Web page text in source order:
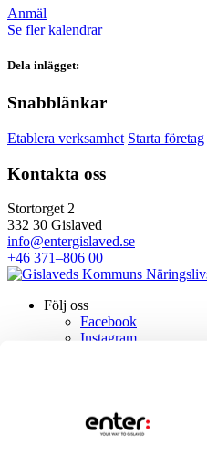
Anmäl
Se fler kalendrar
Dela inlägget:
Snabblänkar
Etablera verksamhet Starta företag
Kontakta oss
Stortorget 2
332 30 Gislaved
info@entergislaved.se
+46 371–806 00
Följ oss
Facebook
Instagram
Kontakt